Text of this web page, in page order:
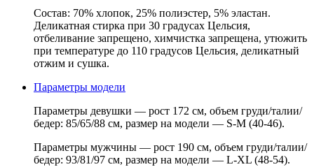
Состав: 70% хлопок, 25% полиэстер, 5% эластан.
Деликатная стирка при 30 градусах Цельсия,
отбеливание запрещено, химчистка запрещена, утюжить
при температуре до 110 градусов Цельсия, деликатный
отжим и сушка.
Параметры модели
Параметры девушки — рост 172 см, объем груди/талии/
бедер: 85/65/88 см, размер на модели — S-M (40-46).
Параметры мужчины — рост 190 см, объем груди/талии/
бедер: 93/81/97 см, размер на модели — L-XL (48-54).